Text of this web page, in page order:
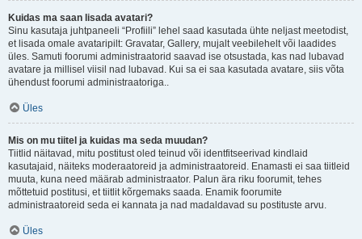
Kuidas ma saan lisada avatari?
Sinu kasutaja juhtpaneeli “Profiili” lehel saad kasutada ühte neljast meetodist,
et lisada omale avataripilt: Gravatar, Gallery, mujalt veebilehelt või laadides
üles. Samuti foorumi administraatorid saavad ise otsustada, kas nad lubavad
avatare ja millisel viisil nad lubavad. Kui sa ei saa kasutada avatare, siis võta
ühendust foorumi administraatoriga..
Üles
Mis on mu tiitel ja kuidas ma seda muudan?
Tiitlid näitavad, mitu postitust oled teinud või identfitseerivad kindlaid
kasutajaid, näiteks moderaatoreid ja administraatoreid. Enamasti ei saa tiitleid
muuta, kuna need määrab administraator. Palun ära riku foorumit, tehes
mõttetuid postitusi, et tiitlit kõrgemaks saada. Enamik foorumite
administraatoreid seda ei kannata ja nad madaldavad su postituste arvu.
Üles